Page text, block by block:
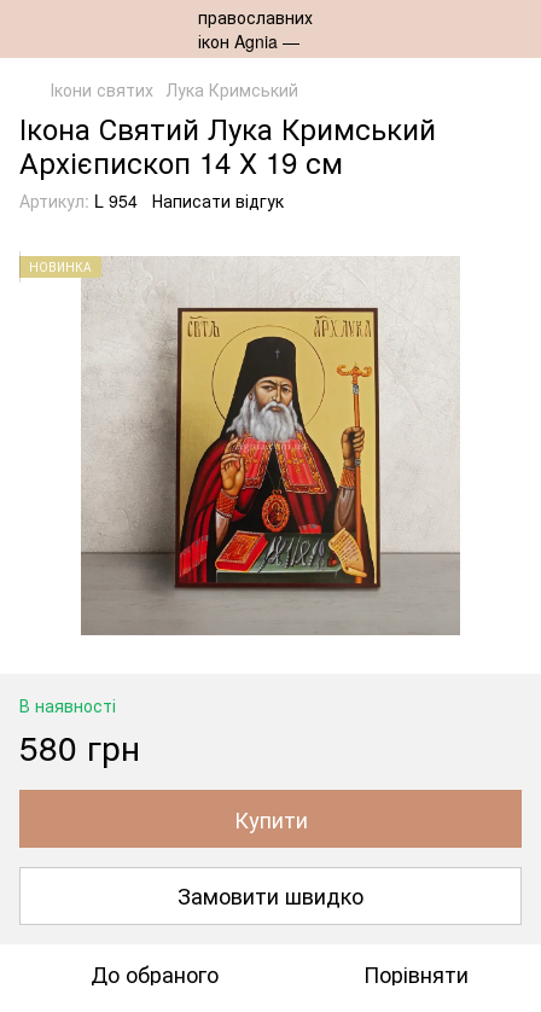
Ікони святих Лука Кримський
Ікона Святий Лука Кримський
Архієпископ 14 Х 19 см
Артикул: L 954 Написати відгук
НОВИНКА
В наявності
580 грн
Купити
Замовити швидко
До обраного Порівняти